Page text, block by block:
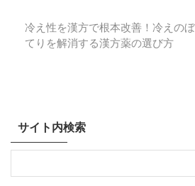
冷え性を漢方で根本改善！冷えの
てりを解消する漢方薬の選び方
サイト内検索